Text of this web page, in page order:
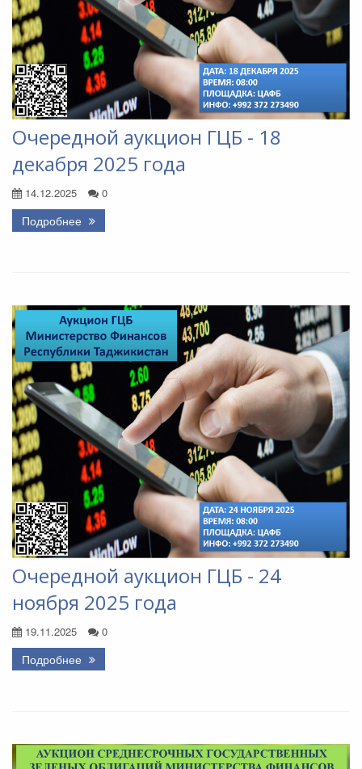
Очередной аукцион ГЦБ - 18
декабря 2025 года
14.12.2025 0
Подробнее
Очередной аукцион ГЦБ - 24
ноября 2025 года
19.11.2025 0
Подробнее